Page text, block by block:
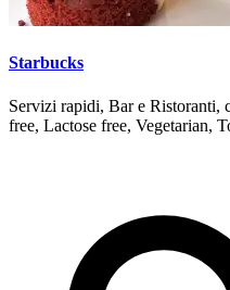
Starbucks
Servizi rapidi, Bar e Ristoranti,
free, Lactose free, Vegetarian,